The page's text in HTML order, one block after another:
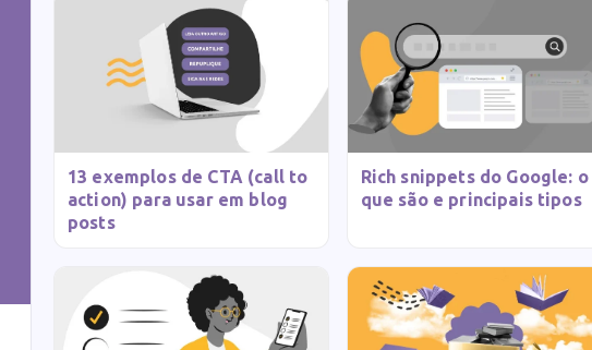
13 exemplos de CTA (call to
action) para usar em blog
posts
Rich snippets do Google: o
que são e principais tipos